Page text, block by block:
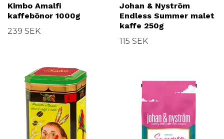
Kimbo Amalfi
kaffebönor 1000g
239 SEK
Johan & Nyström
Endless Summer malet
kaffe 250g
115 SEK